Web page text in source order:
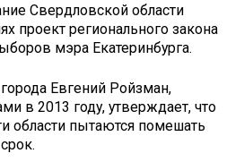
Свердловской области
проект регионального закона
мэра Екатеринбурга.
Евгений Ройзман,
в 2013 году, утверждает, что
области пытаются помешать